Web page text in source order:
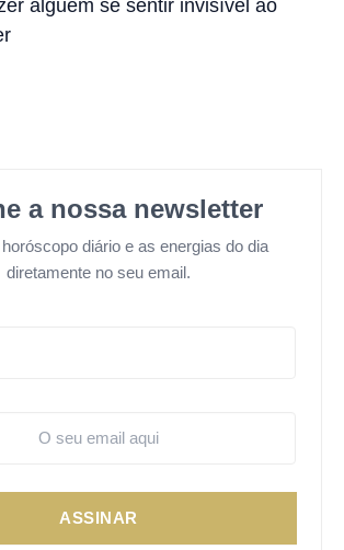
alguém se sentir invisível ao
a nossa newsletter
diário e as energias do dia
diretamente no seu email.
ASSINAR